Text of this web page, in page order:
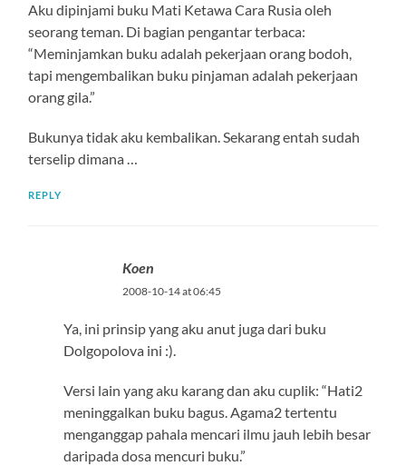
Aku dipinjami buku Mati Ketawa Cara Rusia oleh
seorang teman. Di bagian pengantar terbaca:
“Meminjamkan buku adalah pekerjaan orang bodoh,
tapi mengembalikan buku pinjaman adalah pekerjaan
orang gila.”
Bukunya tidak aku kembalikan. Sekarang entah sudah
terselip dimana …
REPLY
Koen
2008-10-14 at 06:45
Ya, ini prinsip yang aku anut juga dari buku
Dolgopolova ini :).
Versi lain yang aku karang dan aku cuplik: “Hati2
meninggalkan buku bagus. Agama2 tertentu
menganggap pahala mencari ilmu jauh lebih besar
daripada dosa mencuri buku.”